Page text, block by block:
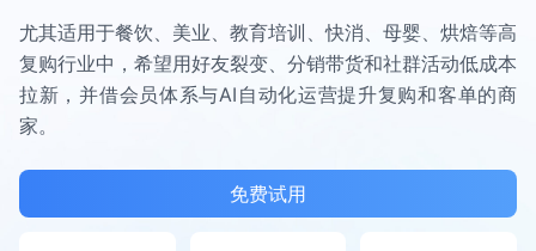
尤其适用于餐饮、美业、教育培训、快消、母婴、烘焙等高
复购行业中，希望用好友裂变、分销带货和社群活动低成本
拉新，并借会员体系与AI自动化运营提升复购和客单的商
家。
免费试用